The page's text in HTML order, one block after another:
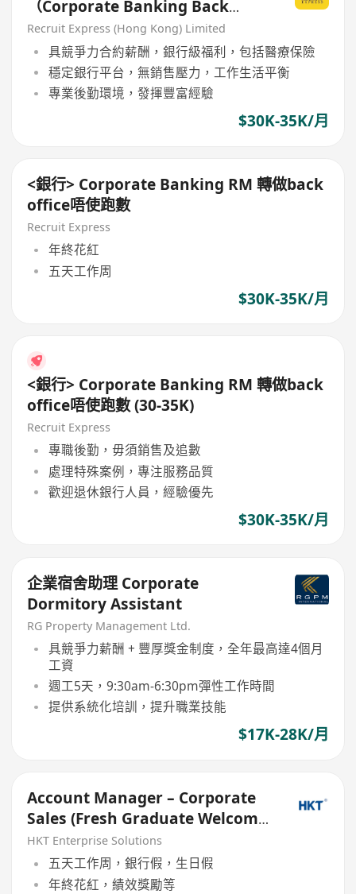
（Corporate Banking Back
Office Specialist）
Recruit Express (Hong Kong) Limited
具競爭力合約薪酬，銀行級福利，包括醫療保險
穩定銀行平台，無銷售壓力，工作生活平衡
專業後勤環境，發揮豐富經驗
$30K-35K/月
<銀行> Corporate Banking RM 轉做back
office唔使跑數
Recruit Express
年終花紅
五天工作周
$30K-35K/月
<銀行> Corporate Banking RM 轉做back
office唔使跑數 (30-35K)
Recruit Express
專職後勤，毋須銷售及追數
處理特殊案例，專注服務品質
歡迎退休銀行人員，經驗優先
$30K-35K/月
企業宿舍助理 Corporate
Dormitory Assistant
RG Property Management Ltd.
具競爭力薪酬 + 豐厚獎金制度，全年最高達4個月
工資
週工5天，9:30am-6:30pm彈性工作時間
提供系統化培訓，提升職業技能
$17K-28K/月
Account Manager – Corporate
Sales (Fresh Graduate Welcome
歡迎應屆畢業生)
HKT Enterprise Solutions
五天工作周，銀行假，生日假
年終花紅，績效獎勵等